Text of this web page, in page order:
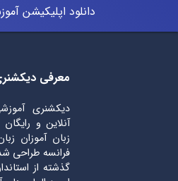
دانلود اپلیکیشن
معرفی
دیکشنری
آنلاین و
زبان آموزان
فرانسه طراحی
گذشته از